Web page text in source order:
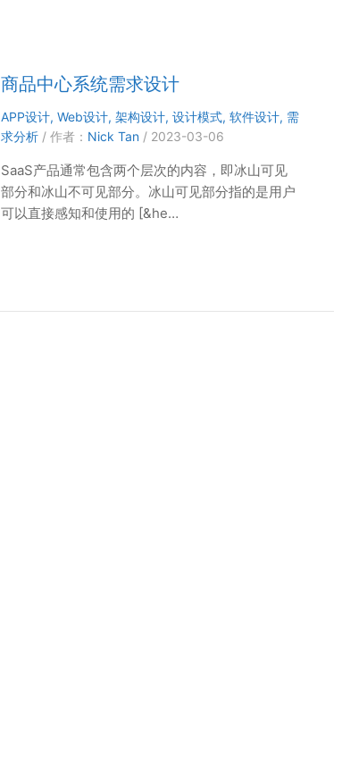
商品中心系统需求设计
APP设计, Web设计, 架构设计, 设计模式, 软件设计, 需
求分析 / 作者： Nick Tan / 2023-03-06
SaaS产品通常包含两个层次的内容，即冰山可见
部分和冰山不可见部分。冰山可见部分指的是用户
可以直接感知和使用的 [&he…